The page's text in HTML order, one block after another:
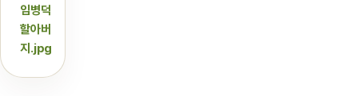
임병덕
할아버
지.jpg